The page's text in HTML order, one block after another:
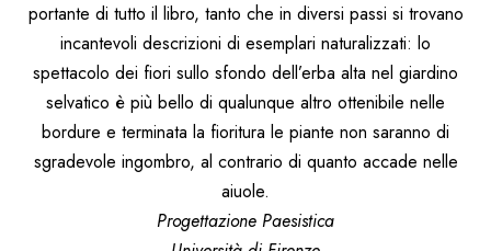
portante di tutto il libro, tanto che in diversi passi si trovano
incantevoli descrizioni di esemplari naturalizzati: lo
spettacolo dei fiori sullo sfondo dell’erba alta nel giardino
selvatico è più bello di qualunque altro ottenibile nelle
bordure e terminata la fioritura le piante non saranno di
sgradevole ingombro, al contrario di quanto accade nelle
aiuole.
Progettazione Paesistica